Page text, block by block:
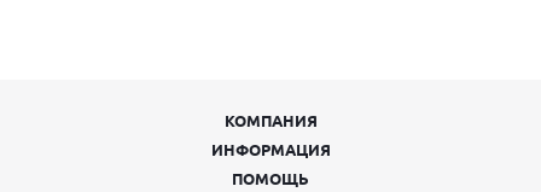
КОМПАНИЯ
ИНФОРМАЦИЯ
ПОМОЩЬ